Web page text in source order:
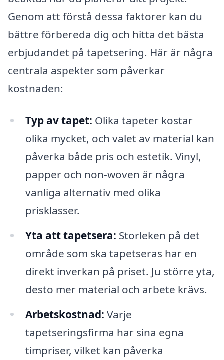
Genom att förstå dessa faktorer kan du
bättre förbereda dig och hitta det bästa
erbjudandet på tapetsering. Här är några
centrala aspekter som påverkar
kostnaden:
Typ av tapet: Olika tapeter kostar
olika mycket, och valet av material kan
påverka både pris och estetik. Vinyl,
papper och non-woven är några
vanliga alternativ med olika
prisklasser.
Yta att tapetsera: Storleken på det
område som ska tapetseras har en
direkt inverkan på priset. Ju större yta,
desto mer material och arbete krävs.
Arbetskostnad: Varje
tapetseringsfirma har sina egna
timpriser, vilket kan påverka